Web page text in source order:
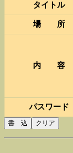
タイトル
場 所
内 容
パスワード